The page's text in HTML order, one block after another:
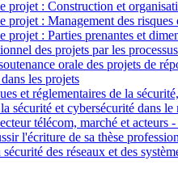
projet : Construction et
projet : Management des risques
projet : Parties prenantes et
des projets par les processus
orale des projets de
les projets
et réglementaires de la
sécurité et cybersécurité dans
télécom, marché et acteurs
l'écriture de sa thèse
des réseaux et des